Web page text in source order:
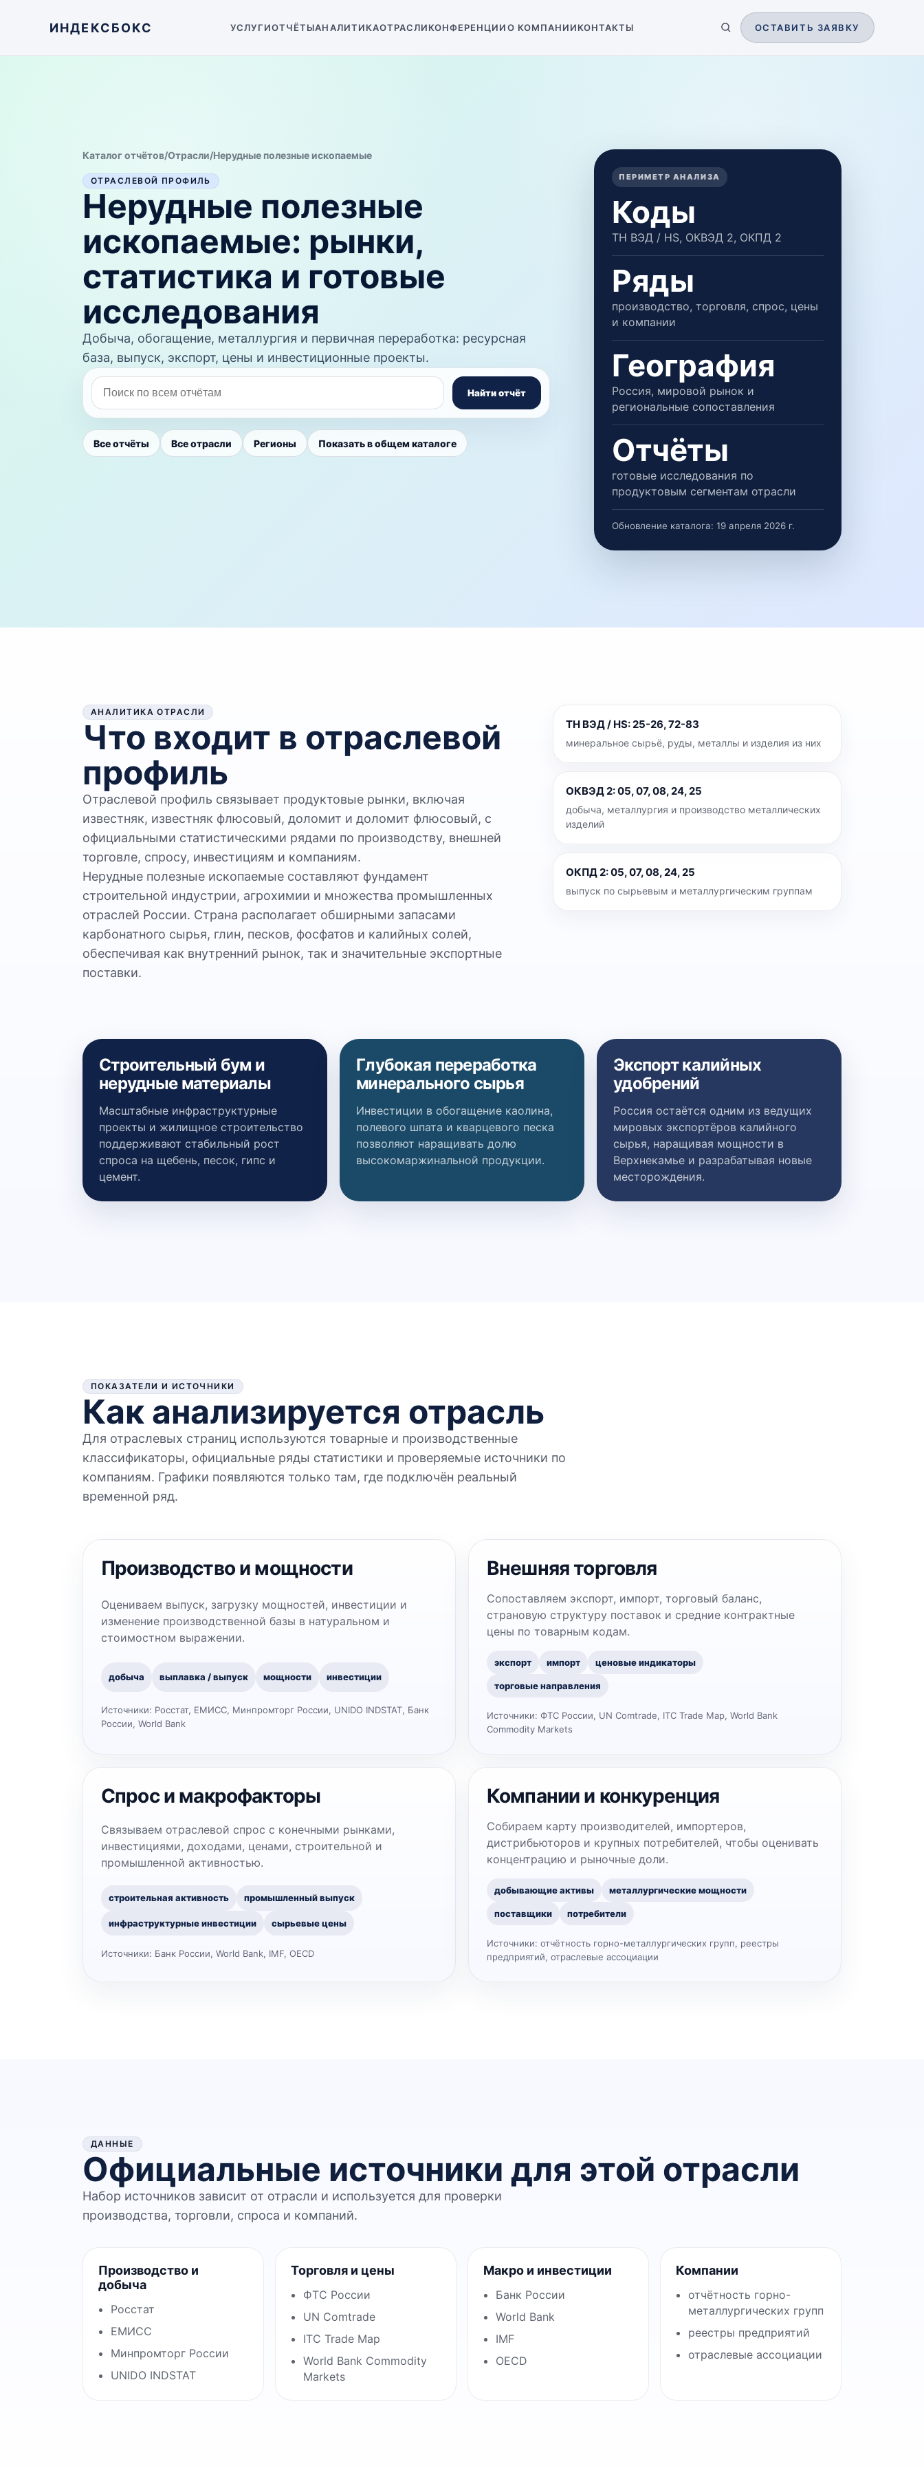
ИНДЕКСБОКС УСЛУГИОТЧЁТЫАНАЛИТИКАОТРАСЛИКОНФЕРЕНЦИИО КОМПАНИИКОНТАКТЫ ОСТАВИТЬ ЗАЯВКУ
Каталог отчётов/Отрасли/Нерудные полезные ископаемые
ОТРАСЛЕВОЙ ПРОФИЛЬ
Нерудные полезные
ископаемые: рынки,
статистика и готовые
исследования
Добыча, обогащение, металлургия и первичная переработка: ресурсная
база, выпуск, экспорт, цены и инвестиционные проекты.
Найти отчёт
Все отчёты Все отрасли Регионы Показать в общем каталоге
ПЕРИМЕТР АНАЛИЗА
Коды
ТН ВЭД / HS, ОКВЭД 2, ОКПД 2
Ряды
производство, торговля, спрос, цены
и компании
География
Россия, мировой рынок и
региональные сопоставления
Отчёты
готовые исследования по
продуктовым сегментам отрасли
Обновление каталога: 19 апреля 2026 г.
АНАЛИТИКА ОТРАСЛИ
Что входит в отраслевой
профиль
Отраслевой профиль связывает продуктовые рынки, включая
известняк, известняк флюсовый, доломит и доломит флюсовый, с
официальными статистическими рядами по производству, внешней
торговле, спросу, инвестициям и компаниям.
Нерудные полезные ископаемые составляют фундамент
строительной индустрии, агрохимии и множества промышленных
отраслей России. Страна располагает обширными запасами
карбонатного сырья, глин, песков, фосфатов и калийных солей,
обеспечивая как внутренний рынок, так и значительные экспортные
поставки.
ТН ВЭД / HS:25-26, 72-83
минеральное сырьё, руды, металлы и изделия из них
ОКВЭД 2:05, 07, 08, 24, 25
добыча, металлургия и производство металлических
изделий
ОКПД 2:05, 07, 08, 24, 25
выпуск по сырьевым и металлургическим группам
Строительный бум и
нерудные материалы
Масштабные инфраструктурные
проекты и жилищное строительство
поддерживают стабильный рост
спроса на щебень, песок, гипс и
цемент.
Глубокая переработка
минерального сырья
Инвестиции в обогащение каолина,
полевого шпата и кварцевого песка
позволяют наращивать долю
высокомаржинальной продукции.
Экспорт калийных
удобрений
Россия остаётся одним из ведущих
мировых экспортёров калийного
сырья, наращивая мощности в
Верхнекамье и разрабатывая новые
месторождения.
ПОКАЗАТЕЛИ И ИСТОЧНИКИ
Как анализируется отрасль
Для отраслевых страниц используются товарные и производственные
классификаторы, официальные ряды статистики и проверяемые источники по
компаниям. Графики появляются только там, где подключён реальный
временной ряд.
Производство и мощности
Оцениваем выпуск, загрузку мощностей, инвестиции и
изменение производственной базы в натуральном и
стоимостном выражении.
добыча выплавка / выпуск мощности инвестиции
Источники: Росстат, ЕМИСС, Минпромторг России, UNIDO INDSTAT, Банк
России, World Bank
Внешняя торговля
Сопоставляем экспорт, импорт, торговый баланс,
страновую структуру поставок и средние контрактные
цены по товарным кодам.
экспорт импорт ценовые индикаторы
торговые направления
Источники: ФТС России, UN Comtrade, ITC Trade Map, World Bank
Commodity Markets
Спрос и макрофакторы
Связываем отраслевой спрос с конечными рынками,
инвестициями, доходами, ценами, строительной и
промышленной активностью.
строительная активность промышленный выпуск
инфраструктурные инвестиции сырьевые цены
Источники: Банк России, World Bank, IMF, OECD
Компании и конкуренция
Собираем карту производителей, импортеров,
дистрибьюторов и крупных потребителей, чтобы оценивать
концентрацию и рыночные доли.
добывающие активы металлургические мощности
поставщики потребители
Источники: отчётность горно-металлургических групп, реестры
предприятий, отраслевые ассоциации
ДАННЫЕ
Официальные источники для этой отрасли
Набор источников зависит от отрасли и используется для проверки
производства, торговли, спроса и компаний.
Производство и
добыча
Росстат
ЕМИСС
Минпромторг России
UNIDO INDSTAT
Торговля и цены
ФТС России
UN Comtrade
ITC Trade Map
World Bank Commodity
Markets
Макро и инвестиции
Банк России
World Bank
IMF
OECD
Компании
отчётность горно-
металлургических групп
реестры предприятий
отраслевые ассоциации